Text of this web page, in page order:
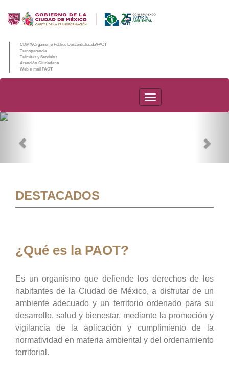
CDMX/Organismo Público Descentralizado/PAOT
Transparencia
Trámites y Servicios
Atención Ciudadana
Web e-mail PAOT
PAOT
DESTACADOS
¿Qué es la PAOT?
Es un organismo que defiende los derechos de los
habitantes de la Ciudad de México, a disfrutar de un
ambiente adecuado y un territorio ordenado para su
desarrollo, salud y bienestar, mediante la promoción y
vigilancia de la aplicación y cumplimiento de la
normatividad en materia ambiental y del ordenamiento
territorial.